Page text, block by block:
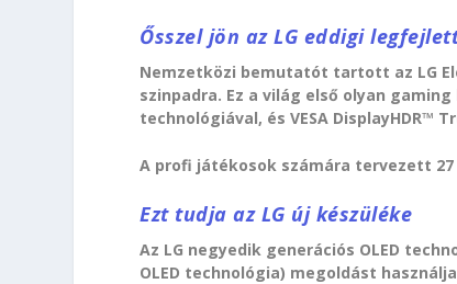
Ősszel jön az LG eddigi
Nemzetközi bemutatót tartott az LG
szinpadra. Ez a világ első olyan
technológiával, és VESA DisplayHDR™
A profi játékosok számára tervezett
Ezt tudja az LG új készüléke
Az LG negyedik generációs OLED
OLED technológia) megoldást